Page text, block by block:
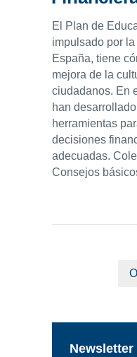
El Plan de
impulsado por
España, tiene
mejora de la
ciudadanos. En
han
herramientas
decisiones
adecuadas.
Consejos
Newsletter